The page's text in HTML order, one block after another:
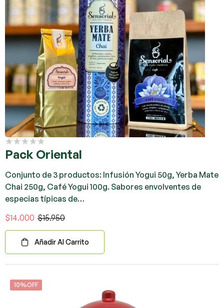
Pack Oriental
Conjunto de 3 productos: Infusión Yogui 50g, Yerba Mate
Chai 250g, Café Yogui 100g. Sabores envolventes de
especias típicas de…
$15.950
$14.000
Añadir Al Carrito
10%OFF